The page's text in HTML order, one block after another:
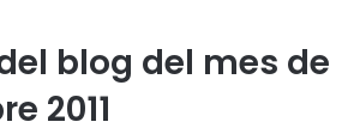
blog del mes de
2011